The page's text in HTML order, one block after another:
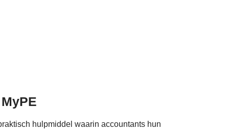
hulpmiddel waarin accountants hun